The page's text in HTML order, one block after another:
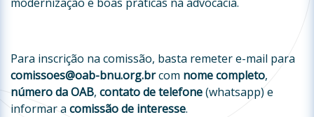
Para inscrição na comissão, basta remeter e-mail para
comissoes@oab-bnu.org.brcom nome completo,
número da OAB, contato de telefone(whatsapp) e
informar a comissão de interesse.